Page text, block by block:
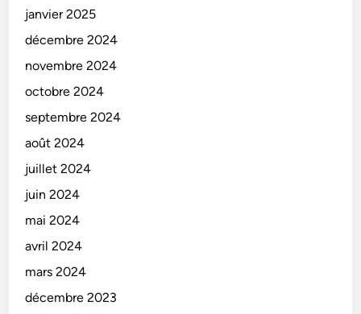
janvier 2025
décembre 2024
novembre 2024
octobre 2024
septembre 2024
août 2024
juillet 2024
juin 2024
mai 2024
avril 2024
mars 2024
décembre 2023